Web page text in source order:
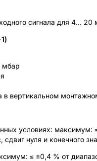
сигнала для 4… 20
мбар
вертикальном
условиях: максимум:
сдвиг нуля и конечного
≤ ±0,4 % от